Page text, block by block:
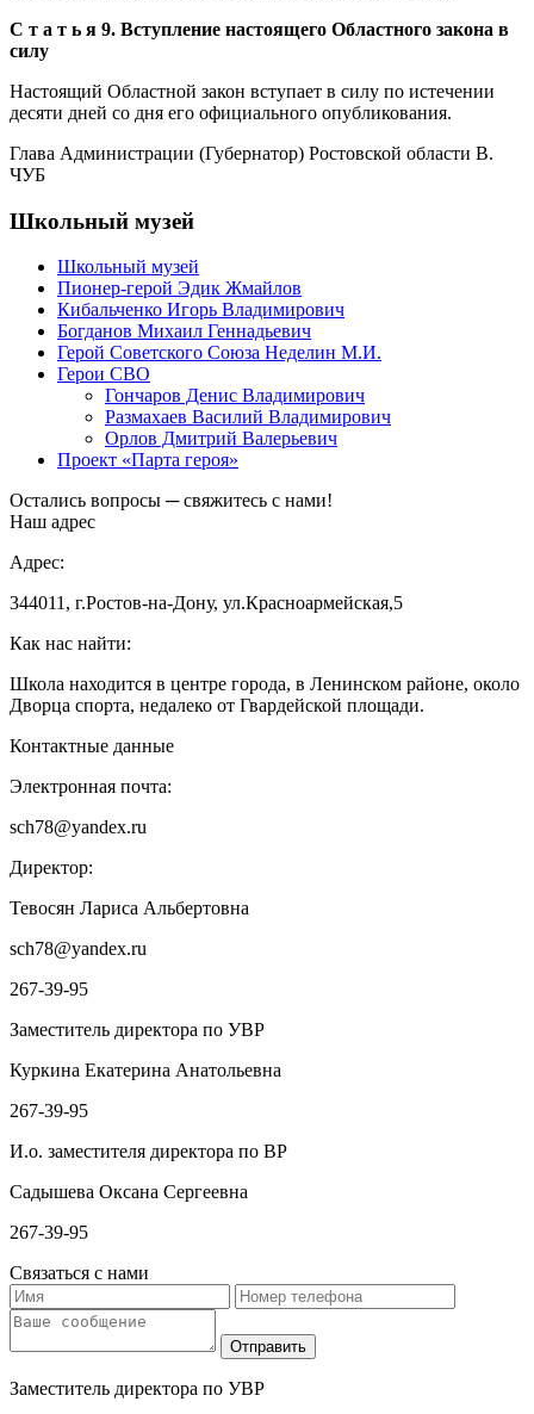
С т а т ь я 9. Вступление настоящего Областного закона в
силу
Настоящий Областной закон вступает в силу по истечении
десяти дней со дня его официального опубликования.
Глава Администрации (Губернатор) Ростовской области В.
ЧУБ
Школьный музей
Школьный музей
Пионер-герой Эдик Жмайлов
Кибальченко Игорь Владимирович
Богданов Михаил Геннадьевич
Герой Советского Союза Неделин М.И.
Герои СВО
Гончаров Денис Владимирович
Размахаев Василий Владимирович
Орлов Дмитрий Валерьевич
Проект «Парта героя»
Остались вопросы ─ свяжитесь с нами!
Наш адрес
Адрес:
344011, г.Ростов-на-Дону, ул.Красноармейская,5
Как нас найти:
Школа находится в центре города, в Ленинском районе, около
Дворца спорта, недалеко от Гвардейской площади.
Контактные данные
Электронная почта:
sch78@yandex.ru
Директор:
Тевосян Лариса Альбертовна
sch78@yandex.ru
267-39-95
Заместитель директора по УВР
Куркина Екатерина Анатольевна
267-39-95
И.о. заместителя директора по ВР
Садышева Оксана Сергеевна
267-39-95
Связаться с нами
Заместитель директора по УВР